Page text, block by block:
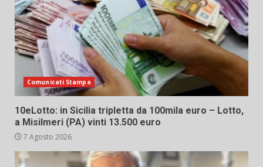
Comunicati Stampa
10eLotto: in Sicilia tripletta da 100mila euro – Lotto,
a Misilmeri (PA) vinti 13.500 euro
7 Agosto 2026